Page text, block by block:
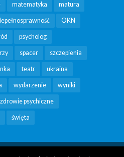
matematyka matura
OKN
psycholog
spacer szczepienia
teatr ukraina
wydarzenie wyniki
zdrowie psychiczne
święta
Business Run 2026 |